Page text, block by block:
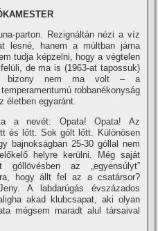
parton. Rezignáltán nézi a ví­z
lesné, hanem a múltban járna
tudja képzelni, hogy a végtelen
de ma is (1963-at tapossuk)
– bizony nem ma volt – a
robbanékonyság
életben egyaránt.
a nevét: Opata! Opata! Az
és lőtt. Sok gólt lőtt. Különösen
bajnokságban 25-30 góllal nem
helyre kerülni. Még saját
az „egyensúlyt”
hogy állt fel az a csatársor?
A labdarúgás évszázados
akad klubcsapat, aki olyan
mégsem maradt alul társaival